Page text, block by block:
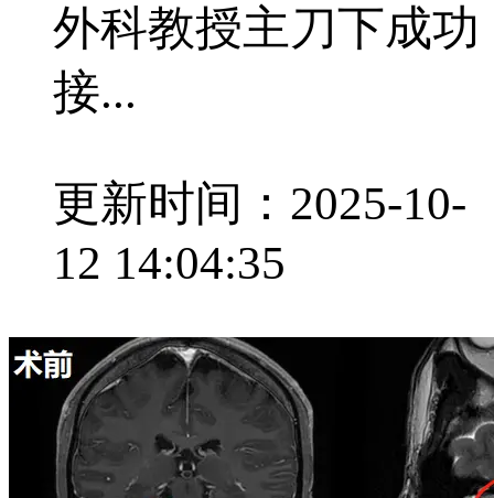
外科教授主刀下成功
接...
更新时间：2025-10-
12 14:04:35